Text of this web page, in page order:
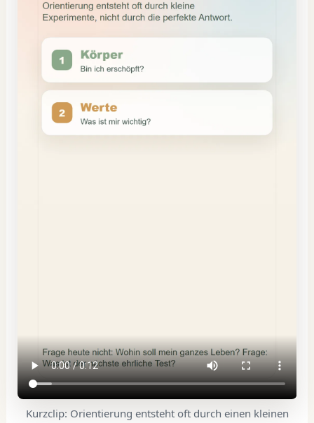
Kurzclip: Orientierung entsteht oft durch einen kleinen